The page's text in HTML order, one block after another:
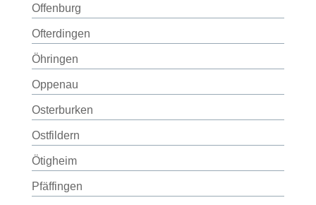
Offenburg
Ofterdingen
Öhringen
Oppenau
Osterburken
Ostfildern
Ötigheim
Pfäffingen